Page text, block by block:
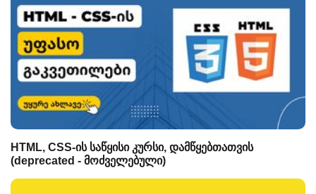
HTML, CSS-ის საწყისი კურსი, დამწყებთათვის
(deprecated - მოძველებული)